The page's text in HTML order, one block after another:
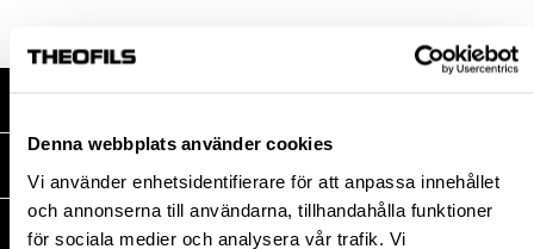
Denna webbplats använder cookies
Vi använder enhetsidentifierare för att anpassa innehållet
och annonserna till användarna, tillhandahålla funktioner
för sociala medier och analysera vår trafik. Vi
THEOFILS